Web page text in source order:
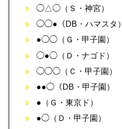
◯△◯（Ｓ・神宮）
◯◯●（DB・ハマスタ）
●◯◯（Ｇ・甲子園）
◯●◯（Ｄ・ナゴド）
◯◯◯（Ｃ・甲子園）
●●◯（DB・甲子園）
●（Ｇ・東京ド）
●◯（Ｄ・甲子園）